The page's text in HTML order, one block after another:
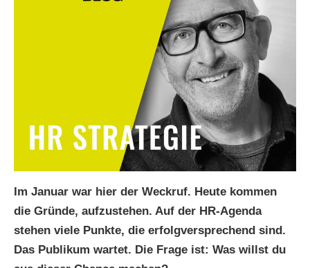
Im Januar war hier der Weckruf. Heute kommen
die Gründe, aufzustehen. Auf der HR-Agenda
stehen viele Punkte, die erfolgversprechend sind.
Das Publikum wartet. Die Frage ist: Was willst du